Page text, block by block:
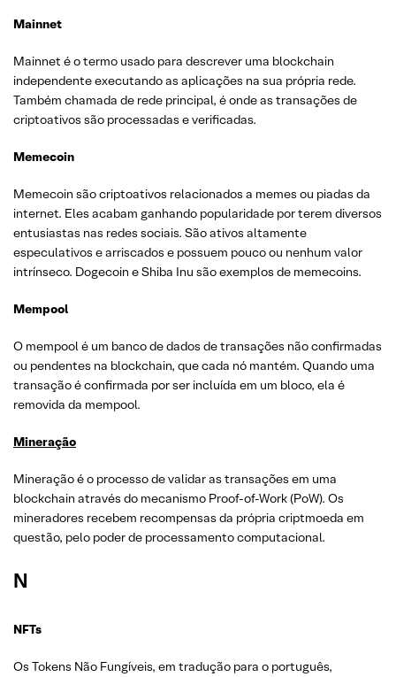
Mainnet
Mainnet é o termo usado para descrever uma blockchain
independente executando as aplicações na sua própria rede.
Também chamada de rede principal, é onde as transações de
criptoativos são processadas e verificadas.
Memecoin
Memecoin são criptoativos relacionados a memes ou piadas da
internet. Eles acabam ganhando popularidade por terem diversos
entusiastas nas redes sociais. São ativos altamente
especulativos e arriscados e possuem pouco ou nenhum valor
intrínseco. Dogecoin e Shiba Inu são exemplos de memecoins.
Mempool
O mempool é um banco de dados de transações não confirmadas
ou pendentes na blockchain, que cada nó mantém. Quando uma
transação é confirmada por ser incluída em um bloco, ela é
removida da mempool.
Mineração
Mineração é o processo de validar as transações em uma
blockchain através do mecanismo Proof-of-Work (PoW). Os
mineradores recebem recompensas da própria criptmoeda em
questão, pelo poder de processamento computacional.
N
NFTs
Os Tokens Não Fungíveis, em tradução para o português,